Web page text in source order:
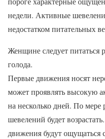
недели. Активные
недостатком питательных
Женщине следует питаться
голода.
Первые движения носят
может проявлять высокую
на несколько дней. По мере
шевелений будет
движения будут ощущаться